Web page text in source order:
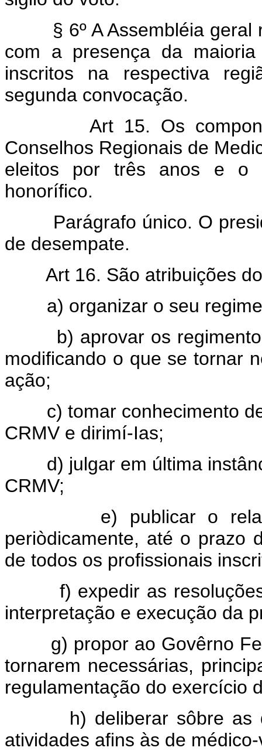
§ 6º A Assembléia geral
com a presença da
inscritos na respectiva
segunda convocação.
Art 15. Os
Conselhos Regionais de
eleitos por três anos e o
honorífico.
Parágrafo único. O
de desempate.
Art 16. São atribuições
a) organizar o seu
b) aprovar os
modificando o que se tornar
ação;
c) tomar conhecimento
CRMV e dirimí-Ias;
d) julgar em última
CRMV;
e) publicar o
periòdicamente, até o prazo
de todos os profissionais
f) expedir as resoluções
interpretação e execução da
g) propor ao Govêrno
tornarem necessárias,
regulamentação do exercício
h) deliberar sôbre as
atividades afins às de